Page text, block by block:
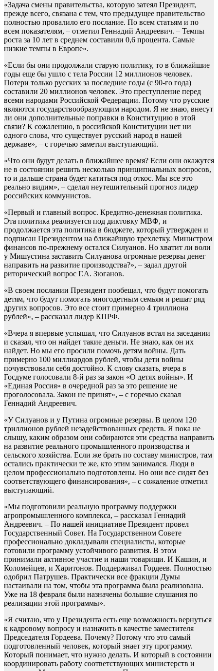
«Задача смены правительства, которую затеял Президент,
прежде всего, связана с тем, что предыдущее правительство
полностью провалило его послание. По всем статьям и по
всем показателям, – отметил Геннадий Андреевич. – Темпы
роста за 10 лет в среднем составили 0,6 процента. Самые
низкие темпы в Европе».
«Если бы они продолжали старую политику, то в ближайшие
годы еще бы ушло с тела России 12 миллионов человек.
Потери только русских за последние годы (с 90-го года)
составили 20 миллионов человек. Это преступление перед
всеми народами Российской Федерации. Потому что русские
являются государствообразующим народом. Я не знаю, внесут
ли они дополнительные поправки в Конституцию в этой
связи? К сожалению, в российской Конституции нет ни
одного слова, что существует русский народ в нашей
державе», – с горечью заметил выступающий.
«Что они будут делать в ближайшее время? Если они окажутся
не в состоянии решить несколько принципиальных вопросов,
то и дальше страна будет катиться под откос. Мы все это
реально видим», – сделал неутешительный прогноз лидер
российских коммунистов.
«Первый и главный вопрос. Кредитно-денежная политика.
Эта политика реализуется под диктовку МВФ, и
продолжается эта политика в бюджете, который утвержден и
подписан Президентом на ближайшую трехлетку. Министром
финансов по-прежнему остался Силуанов. Но хватит ли воли
у Мишустина заставить Силуанова огромные резервы денег
направить на развитие производства?», – задал другой
риторический вопрос Г.А. Зюганов.
«В своем послании Президент пообещал, что будут помогать
детям, что будут помогать многодетным семьям и решат ряд
других вопросов. Это все стоит примерно 4 триллиона
рублей», – рассказал лидер КПРФ.
«Вчера я впервые услышал, что Силуанов встал на заседании
и сказал, что он найдет такие деньги. Не знаю, как он их
найдет. Но мы его просили помочь детям войны. Дать
примерно 100 миллиардов рублей, чтобы дети войны
почувствовали себя достойно. К слову сказать, вчера в
Госдуме голосовали 8-й раз за закон «О детях войны». И
«Единая Россия» в очередной раз за это решение не
проголосовала. Закон не принят», – с горечью сказал
Геннадий Андреевич.
«У Силуанов и у Путина огромные резервы. В целом 120
триллионов рублей незадействованных средств. Я пока не
слышу, каким образом они собираются эти средства направить
на развитие реального промышленного производства и
сельского хозяйства. Если же брать по составу министров, там
остались практически те же, кто этим занимался. Люди в
целом профессионально подготовлены. Но они все сидят без
соответствующего финансирования», – с сожаление отметил
выступающий.
«Мы подготовили реальную программу поддержки
агропромышленного комплекса, – рассказал Геннадий
Андреевич. – По нашей инициативе Президент провел
Государственный Совет. На Государственном Совете
профессионально докладывали специалисты, которые
готовили программу устойчивого развития. В этом
принимали активное участие и наши товарищи. И Кашин, и
Коломейцев, и Харитонов. Поддерживал Гордеев. Полностью
одобрил Патрушев. Практически все фракции Думы
настаивали на том, чтобы эта программа была реализована.
Уже на 18 февраля были назначены большие слушания по
реализации этой программы».
«Я считаю, что у Президента есть еще возможность вернуться
к кадровому вопросу и назначить в качестве заместителя
Председателя Гордеева. Почему? Потому что это самый
подготовленный человек, который знает эту программу.
Который понимает, что нужно делать. И который в состоянии
координировать работу соответствующих министерств и